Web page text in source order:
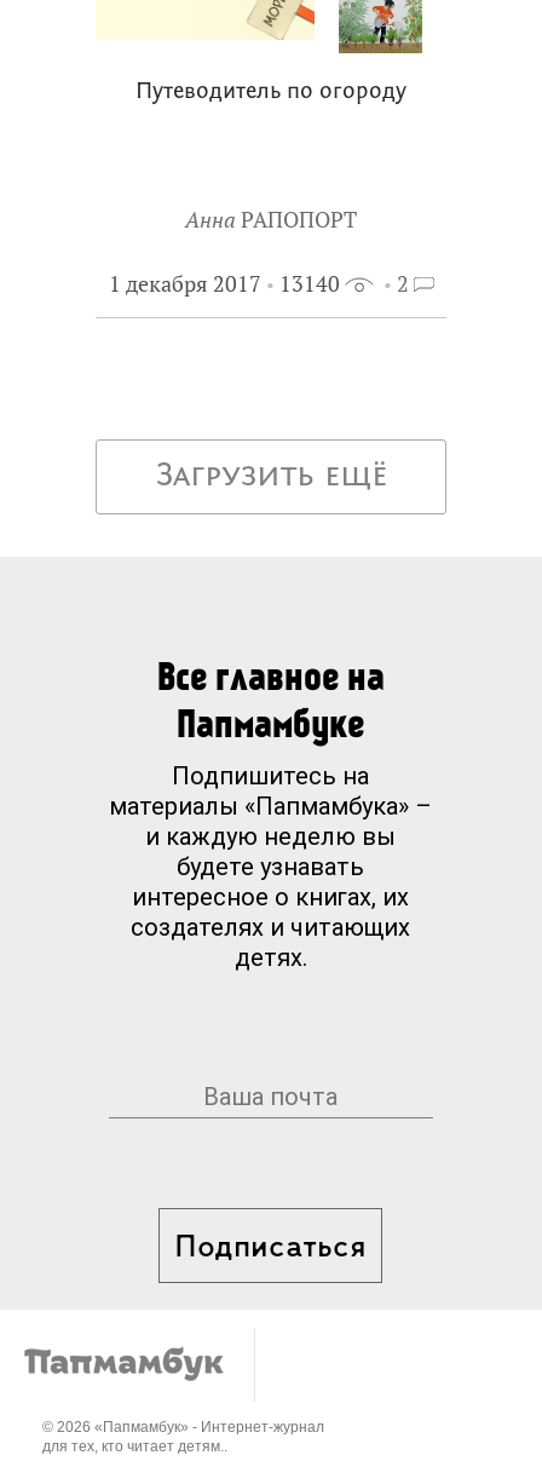
Путеводитель по огороду
Анна РАПОПОРТ
1 декабря 2017 13140 2
Загрузить ещё
Все главное на
Папмамбуке
Подпишитесь на
материалы «Папмамбука» –
и каждую неделю вы
будете узнавать
интересное о книгах, их
создателях и читающих
детях.
Подписаться
© 2026 «Папмамбук» - Интернет-журнал
для тех, кто читает детям..